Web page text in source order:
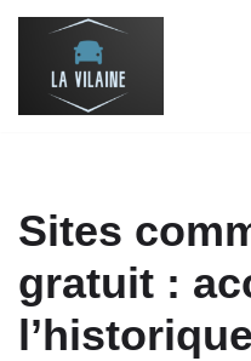
Sites
gratuit :